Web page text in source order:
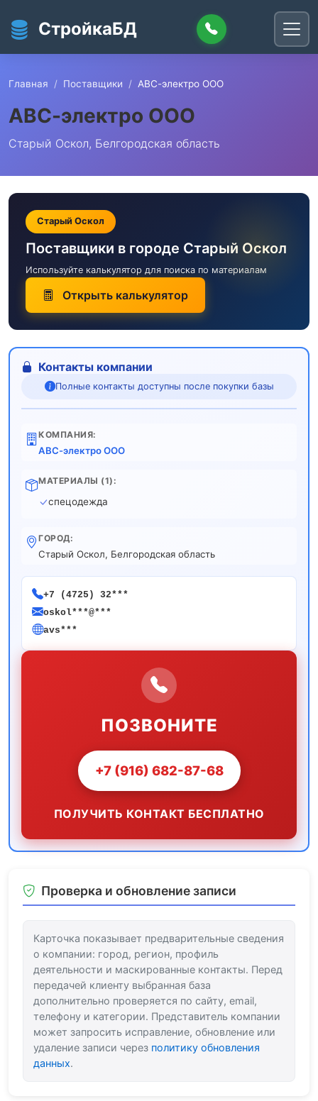
СтройкаБД
Главная Поставщики АВС-электро ООО
АВС-электро ООО
Старый Оскол, Белгородская область
Старый Оскол
Поставщики в городе Старый Оскол
Используйте калькулятор для поиска по материалам
Открыть калькулятор
Контакты компании
Полные контакты доступны после покупки базы
КОМПАНИЯ:
АВС-электро ООО
МАТЕРИАЛЫ (1):
спецодежда
ГОРОД:
Старый Оскол, Белгородская область
+7 (4725) 32***
oskol***@***
avs***
ПОЗВОНИТЕ
+7 (916) 682-87-68
ПОЛУЧИТЬ КОНТАКТ БЕСПЛАТНО
Проверка и обновление записи
Карточка показывает предварительные сведения
о компании: город, регион, профиль
деятельности и маскированные контакты. Перед
передачей клиенту выбранная база
дополнительно проверяется по сайту, email,
телефону и категории. Представитель компании
может запросить исправление, обновление или
удаление записи через политику обновления
данных.